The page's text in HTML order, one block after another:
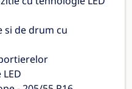
si de drum cu